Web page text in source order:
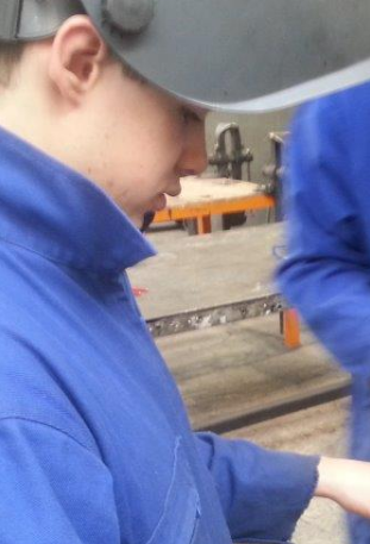
BUDDHA’S PALM
NEZHA
MAIN D’OEUVRE
À QUATRE PATTES 2/2
À QUATRE PATTES 1/2
OKTO
COCOON#2 : DANGOMUSHI
COCOON#1 : DODECAHEDRON
COQUILLE